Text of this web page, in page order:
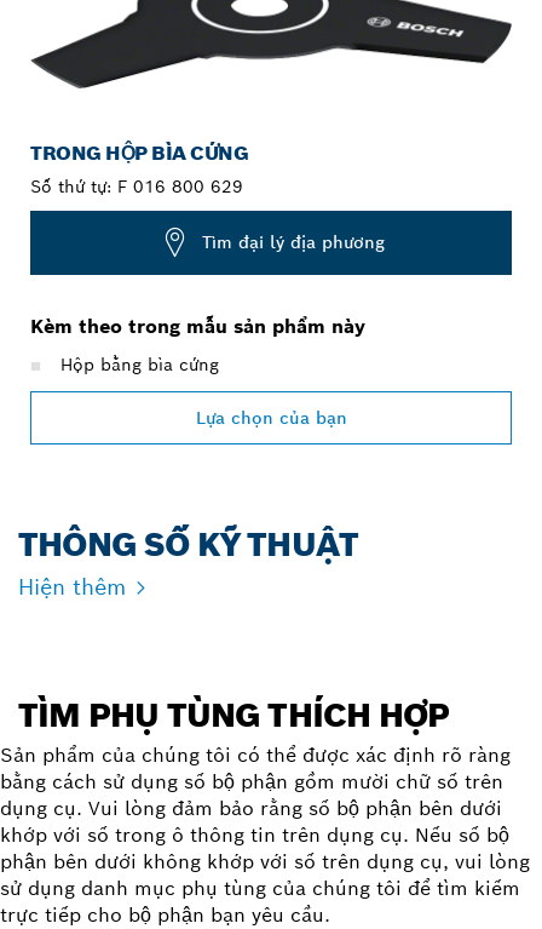
TRONG HỘP BÌA CỨNG
Số thứ tự: F 016 800 629
Tìm đại lý địa phương
Kèm theo trong mẫu sản phẩm này
Hộp bằng bìa cứng
Lựa chọn của bạn
THÔNG SỐ KỸ THUẬT
Hiện thêm
TÌM PHỤ TÙNG THÍCH HỢP
Sản phẩm của chúng tôi có thể được xác định rõ ràng
bằng cách sử dụng số bộ phận gồm mười chữ số trên
dụng cụ. Vui lòng đảm bảo rằng số bộ phận bên dưới
khớp với số trong ô thông tin trên dụng cụ. Nếu số bộ
phận bên dưới không khớp với số trên dụng cụ, vui lòng
sử dụng danh mục phụ tùng của chúng tôi để tìm kiếm
trực tiếp cho bộ phận bạn yêu cầu.